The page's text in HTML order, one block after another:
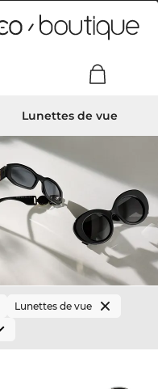
Lunettes de vue
Lunettes de vue